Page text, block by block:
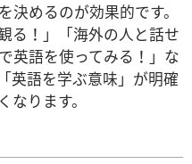
めるのが効果的です。
る！」「海外の人と話せ
英語を使ってみる！」な
英語を学ぶ意味」が明確
ります。